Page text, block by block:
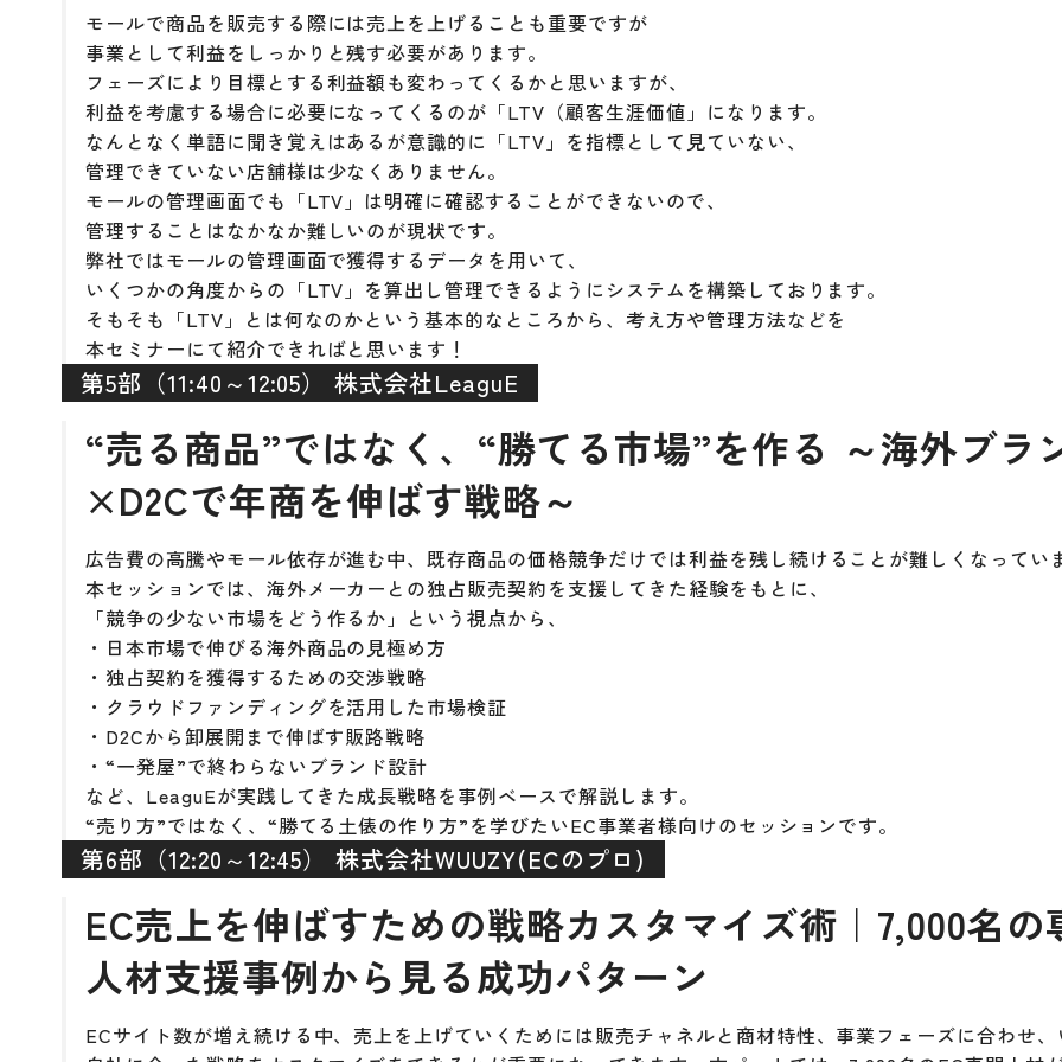
モールで商品を販売する際には売上を上げることも重要ですが
事業として利益をしっかりと残す必要があります。
フェーズにより目標とする利益額も変わってくるかと思いますが、
利益を考慮する場合に必要になってくるのが「LTV（顧客生涯価値」になります。
なんとなく単語に聞き覚えはあるが意識的に「LTV」を指標として見ていない、
管理できていない店舗様は少なくありません。
モールの管理画面でも「LTV」は明確に確認することができないので、
管理することはなかなか難しいのが現状です。
弊社ではモールの管理画面で獲得するデータを用いて、
いくつかの角度からの「LTV」を算出し管理できるようにシステムを構築しております。
そもそも「LTV」とは何なのかという基本的なところから、考え方や管理方法などを
本セミナーにて紹介できればと思います！
第5部（11:40～12:05） 株式会社LeaguE
“売る商品”ではなく、“勝てる市場”を作る ～海外ブラ
×D2Cで年商を伸ばす戦略～
広告費の高騰やモール依存が進む中、既存商品の価格競争だけでは利益を残し続けることが難しくなってい
本セッションでは、海外メーカーとの独占販売契約を支援してきた経験をもとに、
「競争の少ない市場をどう作るか」という視点から、
・日本市場で伸びる海外商品の見極め方
・独占契約を獲得するための交渉戦略
・クラウドファンディングを活用した市場検証
・D2Cから卸展開まで伸ばす販路戦略
・“一発屋”で終わらないブランド設計
など、LeaguEが実践してきた成長戦略を事例ベースで解説します。
“売り方”ではなく、“勝てる土俵の作り方”を学びたいEC事業者様向けのセッションです。
第6部（12:20～12:45） 株式会社WUUZY(ECのプロ)
EC売上を伸ばすための戦略カスタマイズ術｜7,000名の
人材支援事例から見る成功パターン
ECサイト数が増え続ける中、売上を上げていくためには販売チャネルと商材特性、事業フェーズに合わせ